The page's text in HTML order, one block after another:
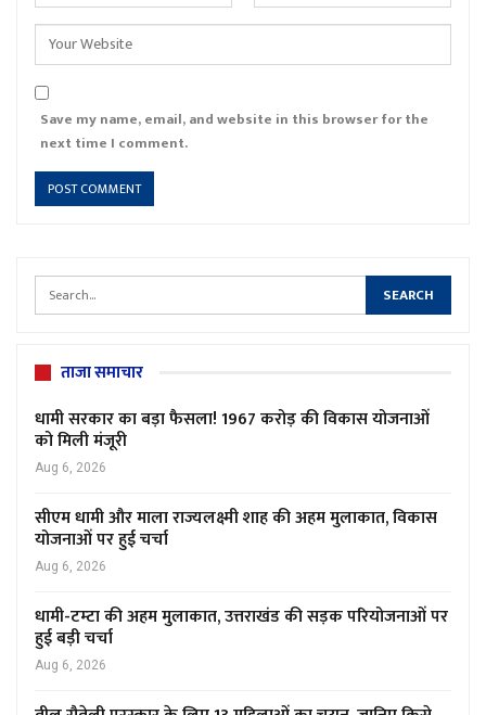
Save my name, email, and website in this browser for the
next time I comment.
ताजा समाचार
धामी सरकार का बड़ा फैसला! 1967 करोड़ की विकास योजनाओं
को मिली मंजूरी
Aug 6, 2026
सीएम धामी और माला राज्यलक्ष्मी शाह की अहम मुलाकात, विकास
योजनाओं पर हुई चर्चा
Aug 6, 2026
धामी-टम्टा की अहम मुलाकात, उत्तराखंड की सड़क परियोजनाओं पर
हुई बड़ी चर्चा
Aug 6, 2026